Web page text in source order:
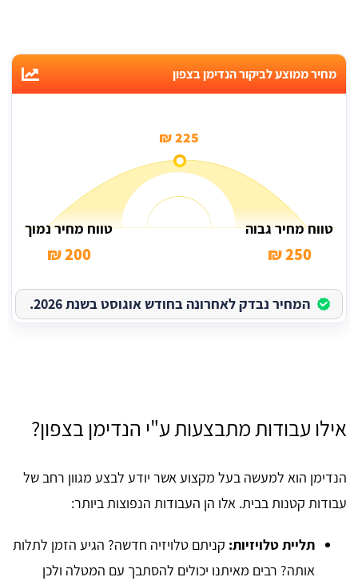
מחיר ממוצע לביקור הנדימן בצפון
225 ₪
טווח מחיר גבוה
250 ₪
טווח מחיר נמוך
200 ₪
המחיר נבדק לאחרונה בחודש אוגוסט בשנת 2026.
אילו עבודות מתבצעות ע"י הנדימן בצפון?
הנדימן הוא למעשה בעל מקצוע אשר יודע לבצע מגוון רחב של
עבודות קטנות בבית. אלו הן העבודות הנפוצות ביותר:
תליית טלויזיות: קניתם טלויזיה חדשה? הגיע הזמן לתלות
אותה? רבים מאיתנו יכולים להסתבך עם המטלה ולכן